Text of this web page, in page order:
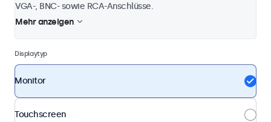
VGA-, BNC- sowie RCA-Anschlüsse.
Mehr anzeigen
Displaytyp
Monitor
Touchscreen